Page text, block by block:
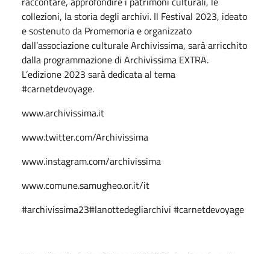
collezioni, la storia degli archivi. Il Festival 2023, ideato
e sostenuto da Promemoria e organizzato
dall’associazione culturale Archivissima, sarà arricchito
dalla programmazione di Archivissima EXTRA.
L’edizione 2023 sarà dedicata al tema
#carnetdevoyage.
www.archivissima.it
www.twitter.com/Archivissima
www.instagram.com/archivissima
www.comune.samugheo.or.it/it
#archivissima23#lanottedegliarchivi #carnetdevoyage